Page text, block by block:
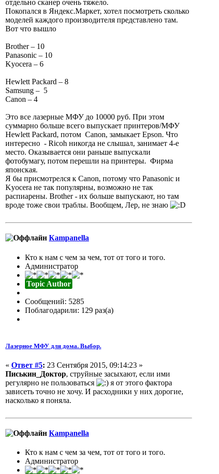
отдельно сканер очень тяжело.
Покопался в Яндекс.Маркет, хотел посмотреть сколько
моделей каждого производителя представлено там.
Вот что вышло
Brother – 10
Panasonic – 10
Kyocera – 6
Hewlett Packard – 8
Samsung – 5
Canon – 4
Это все лазерные МФУ до 10000 руб. При этом
суммарно больше всего выпускает принтеров/МФУ
Hewlett Packard, потом Canon, замыкает Epson. Что
интересно - Ricoh никогда не слышал, занимает 4-е
место. Оказывается они раньше выпускали
фотобумагу, потом перешли на принтеры. Фирма
японская.
Я бы присмотрелся к Canon, потому что Panasonic и
Kyocera не так популярны, возможно не так
распиарены. Brother - их больше выпускают, но там
вроде тоже свои траблы. Вообщем, Лер, не знаю
Кampanella
Кто к нам с чем за чем, тот от того и того.
Администратор
Topic Author
Сообщений: 5285
Поблагодарили: 129 раз(а)
Лазерное МФУ для дома. Выбор.
« Ответ #5: 23 Сентября 2015, 09:14:23 »
Писькин_Доктор, струйные засыхают, если ими
регулярно не пользоваться
я от этого фактора
зависеть точно не хочу. И расходники у них дорогие,
насколько я поняла.
Кampanella
Кто к нам с чем за чем, тот от того и того.
Администратор